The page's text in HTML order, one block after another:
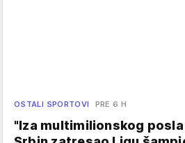
OSTALI SPORTOVI PRE 6 H
"Iza multimilionskog